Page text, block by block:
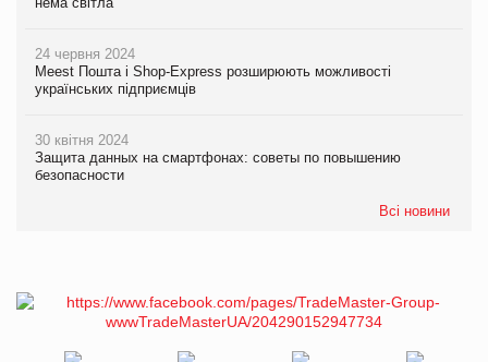
24 червня 2024
Meest Пошта і Shop-Express розширюють можливості
українських підприємців
30 квітня 2024
Защита данных на смартфонах: советы по повышению
безопасности
Всі новини